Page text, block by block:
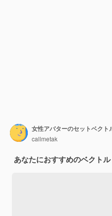
callmetak
あなたにおすすめのベクトル